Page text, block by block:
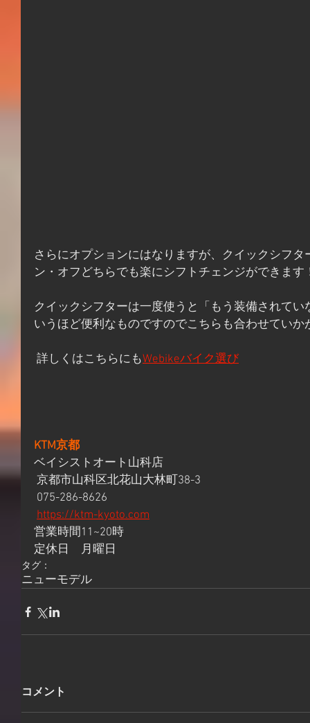
さらにオプションにはなりますが、クイックシフ
ン・オフどちらでも楽にシフトチェンジができます
クイックシフターは一度使うと「もう装備されて
いうほど便利なものですのでこちらも合わせていか
詳しくはこちらにもWebikeバイク選び
KTM京都
ベイシストオート山科店
京都市山科区北花山大林町38-3
075-286-8626
https://ktm-kyoto.com
営業時間11~20時
定休日　月曜日
タグ：
ニューモデル
コメント